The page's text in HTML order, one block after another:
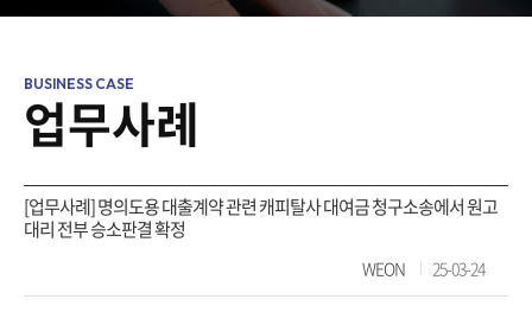
업무사례
[업무사례] 명의도용 대출계약 관련 캐피탈사 대여금 청구소송에서 원고
대리 전부 승소판결 확정
WEON 25-03-24